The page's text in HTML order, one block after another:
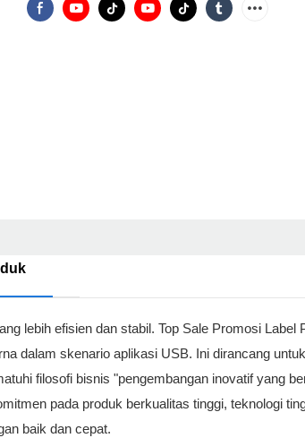
lebih efisien dan stabil. Top Sale Promosi Label
dalam skenario aplikasi USB. Ini dirancang
filosofi bisnis "pengembangan inovatif yang
pada produk berkualitas tinggi, teknologi
baik dan cepat.